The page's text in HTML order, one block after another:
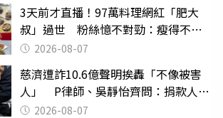
3天前才直播！97萬料理網紅「肥大
叔」過世 粉絲憶不對勁：瘦得不合
理 2026-08-07
慈濟遭詐10.6億聲明挨轟「不像被害
人」 P律師、吳靜怡齊問：捐款人有
權知道真相
2026-08-07